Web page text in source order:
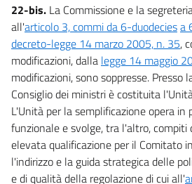
22-bis. La Commissione e la
all'articolo 3, commi da 6-duodeciesa
decreto-legge 14 marzo 2005, n. 35,
modificazioni, dalla legge 14 maggio
modificazioni, sono soppresse. Presso
Consiglio dei ministri è costituita
L'Unità per la semplificazione opera in
funzionale e svolge, tra l'altro, compiti
elevata qualificazione per il Comitato
l'indirizzo e la guida strategica delle
e di qualità della regolazione di cui all'